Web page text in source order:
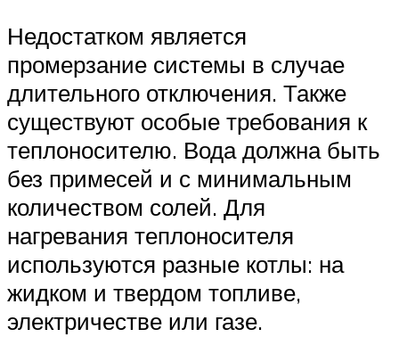
Недостатком является
промерзание системы в случае
длительного отключения. Также
существуют особые требования к
теплоносителю. Вода должна быть
без примесей и с минимальным
количеством солей. Для
нагревания теплоносителя
используются разные котлы: на
жидком и твердом топливе,
электричестве или газе.